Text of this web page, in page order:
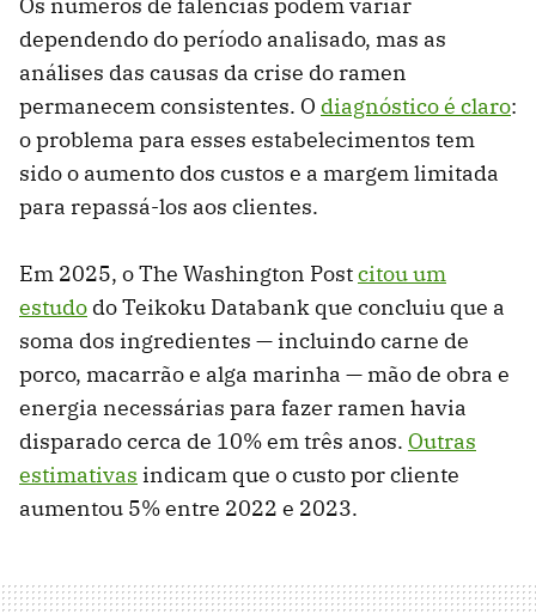
dependendo do período analisado, mas as
análises das causas da crise do ramen
permanecem consistentes. O diagnóstico é claro:
o problema para esses estabelecimentos tem
sido o aumento dos custos e a margem limitada
para repassá-los aos clientes.
Em 2025, o The Washington Postcitou um
estudo do Teikoku Databank que concluiu que a
soma dos ingredientes — incluindo carne de
porco, macarrão e alga marinha — mão de obra e
energia necessárias para fazer ramen havia
disparado cerca de 10% em três anos. Outras
estimativas indicam que o custo por cliente
aumentou 5% entre 2022 e 2023.